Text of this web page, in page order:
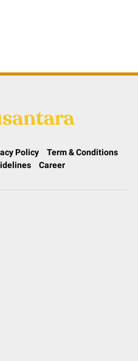
Policy
Term & Conditions
Career